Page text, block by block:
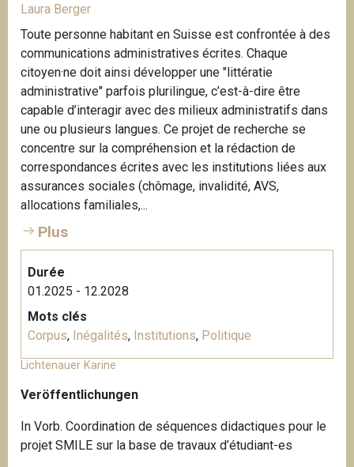
Laura Berger
Toute personne habitant en Suisse est confrontée à des
communications administratives écrites. Chaque
citoyen·ne doit ainsi développer une "littératie
administrative" parfois plurilingue, c’est-à-dire être
capable d’interagir avec des milieux administratifs dans
une ou plusieurs langues. Ce projet de recherche se
concentre sur la compréhension et la rédaction de
correspondances écrites avec les institutions liées aux
assurances sociales (chômage, invalidité, AVS,
allocations familiales,...
Plus
Durée
01.2025 - 12.2028
Mots clés
Corpus, Inégalités, Institutions, Politique
Lichtenauer Karine
Veröffentlichungen
In Vorb. Coordination de séquences didactiques pour le
projet SMILE sur la base de travaux d’étudiant-es